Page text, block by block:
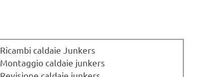
Ricambi caldaie Junkers
Montaggio caldaie junkers